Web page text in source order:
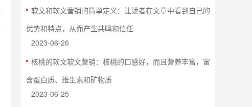
软文和软文营销的简单定义：让读者在文章中看到自己的
优势和特点，从而产生共鸣和信任
2023-06-26
核桃的软文软文营销：核桃的口感好，而且营养丰富，富
含蛋白质、维生素和矿物质
2023-06-25